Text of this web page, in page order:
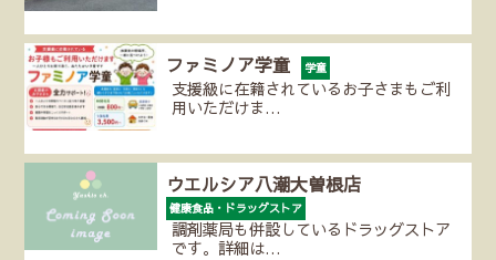
ファミノア学童 学童
支援級に在籍されているお子さまもご利
用いただけま…
ウエルシア八潮大曽根店
健康食品・ドラッグストア
調剤薬局も併設しているドラッグストア
です。詳細は…